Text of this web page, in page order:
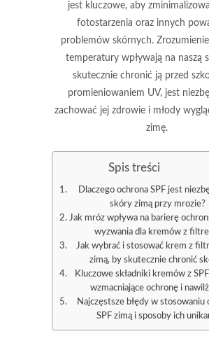
jest kluczowe, aby
fotostarzenia oraz innych
problemów skórnych.
temperatury wpływają na naszą
skutecznie chronić ją przed
promieniowaniem UV, jest
zachować jej zdrowie i młody
zimę.
Spis treści
Dlaczego ochrona SPF jest
skóry zimą przy mrozie?
Jak mróz wpływa na barierę
wyzwania dla kremów z
Jak wybrać i stosować krem z
zimą, by skutecznie chronić
Kluczowe składniki kremów z
wzmacniające ochronę i
Najczęstsze błędy w stosowaniu
SPF zimą i sposoby ich